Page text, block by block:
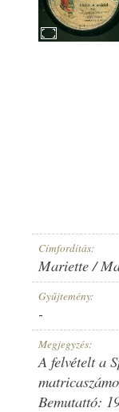
Címfordítás:
Mariette /
Gyűjtemény:
-
Megjegyzés:
A felvételt a
Bemutattó: